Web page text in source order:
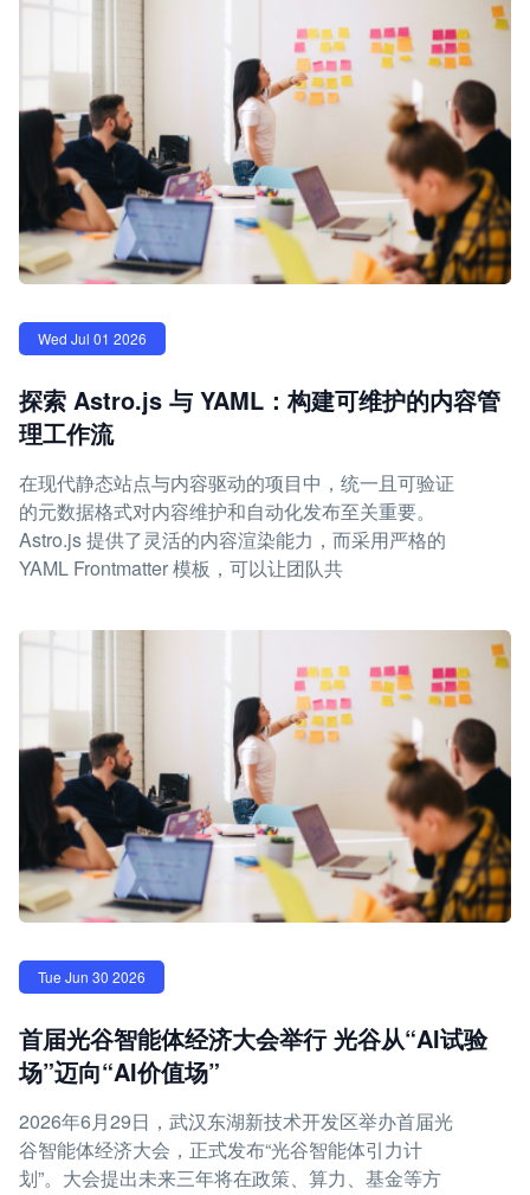
Wed Jul 01 2026
探索 Astro.js 与 YAML：构建可维护的内容管
理工作流
在现代静态站点与内容驱动的项目中，统一且可验证
的元数据格式对内容维护和自动化发布至关重要。
Astro.js 提供了灵活的内容渲染能力，而采用严格的
YAML Frontmatter 模板，可以让团队共
Tue Jun 30 2026
首届光谷智能体经济大会举行 光谷从“AI试验
场”迈向“AI价值场”
2026年6月29日，武汉东湖新技术开发区举办首届光
谷智能体经济大会，正式发布“光谷智能体引力计
划”。大会提出未来三年将在政策、算力、基金等方